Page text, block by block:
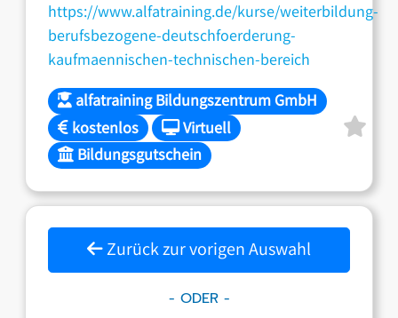
https://www.alfatraining.de/kurse/weiterbildung-
berufsbezogene-deutschfoerderung-
kaufmaennischen-technischen-bereich
alfatraining Bildungszentrum GmbH
kostenlos
Virtuell
Bildungsgutschein
Zurück zur vorigen Auswahl
- ODER -